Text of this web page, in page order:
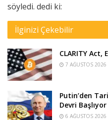
söyledi. dedi ki:
İlginizi Çekebilir
CLARITY Act,
7 AĞUSTOS 2026
Putin’den
Devri Başlıyor
6 AĞUSTOS 2026